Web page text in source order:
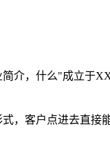
介，什么"成立于
，客户点进去直